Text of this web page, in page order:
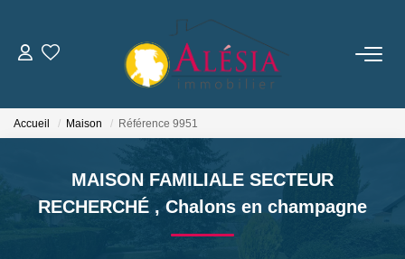
ACHETER
BIENS VENDUS / LOUÉS
Accueil Maison Référence 9951
MAISON FAMILIALE SECTEUR
RECHERCHÉ , Chalons en champagne